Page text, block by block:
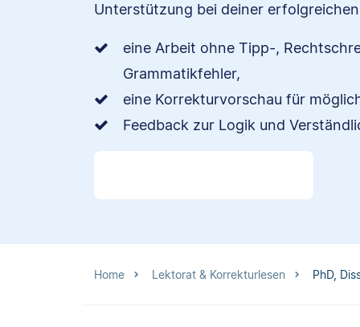
Unterstützung bei deiner
eine Arbeit ohne Tipp-,
Grammatikfehler,
eine Korrekturvorschau für
Feedback zur Logik und
Home Lektorat & Korrekturlesen PhD,